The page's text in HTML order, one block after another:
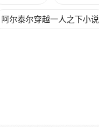
阿尔泰尔穿越一人之下小说